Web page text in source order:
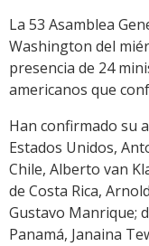
La 53 Asamblea
Washington del
presencia de 24
americanos que
Han confirmado su
Estados Unidos,
Chile, Alberto van
de Costa Rica,
Gustavo Manrique;
Panamá, Janaina